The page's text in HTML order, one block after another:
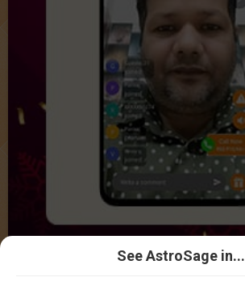
See AstroSage in...